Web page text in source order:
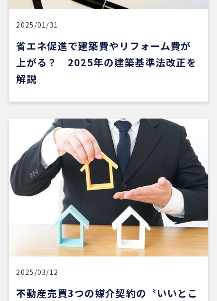
2025/01/31
省エネ促進で建築費やリフォーム費が
上がる？ 2025年の建築基準法改正を
解説
2025/03/12
不動産売買3つの媒介契約の〝いいとこ